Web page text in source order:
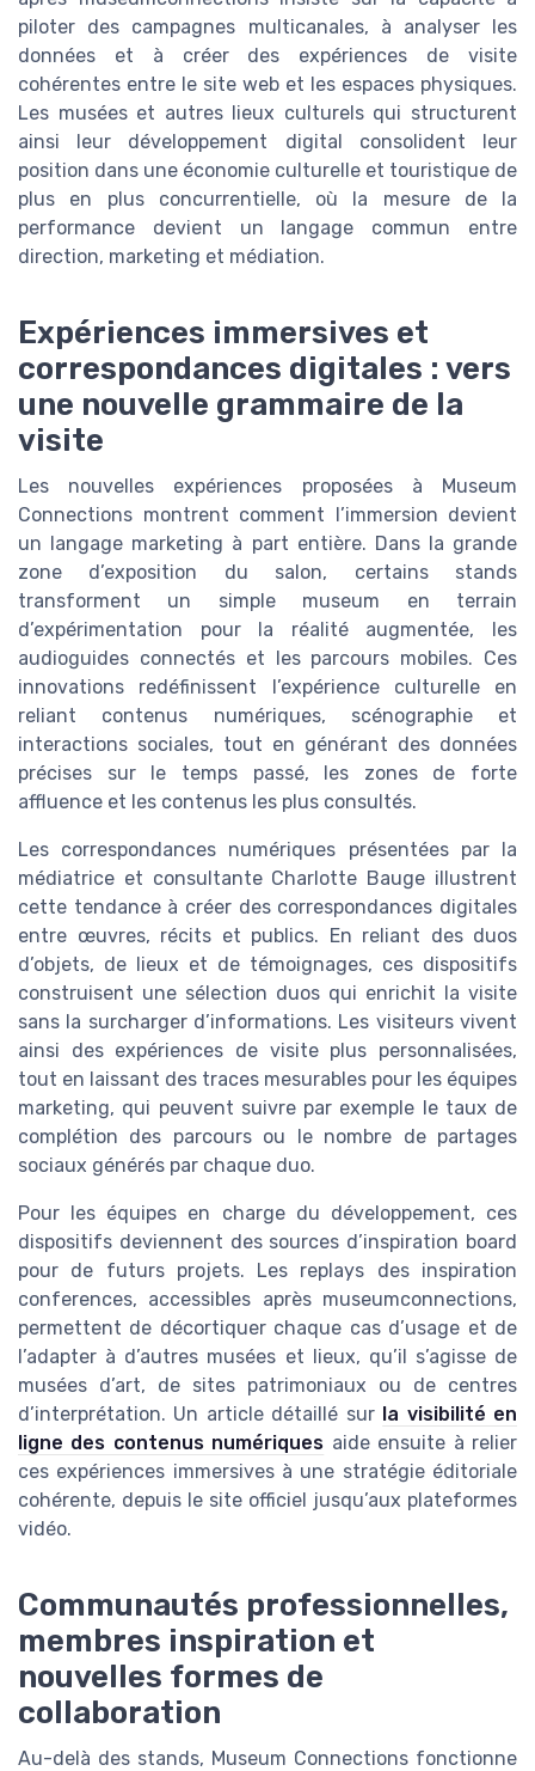
piloter des campagnes multicanales, à analyser les
données et à créer des expériences de visite
cohérentes entre le site web et les espaces physiques.
Les musées et autres lieux culturels qui structurent
ainsi leur développement digital consolident leur
position dans une économie culturelle et touristique de
plus en plus concurrentielle, où la mesure de la
performance devient un langage commun entre
direction, marketing et médiation.
Expériences immersives et
correspondances digitales : vers
une nouvelle grammaire de la
visite
Les nouvelles expériences proposées à Museum
Connections montrent comment l’immersion devient
un langage marketing à part entière. Dans la grande
zone d’exposition du salon, certains stands
transforment un simple museum en terrain
d’expérimentation pour la réalité augmentée, les
audioguides connectés et les parcours mobiles. Ces
innovations redéfinissent l’expérience culturelle en
reliant contenus numériques, scénographie et
interactions sociales, tout en générant des données
précises sur le temps passé, les zones de forte
affluence et les contenus les plus consultés.
Les correspondances numériques présentées par la
médiatrice et consultante Charlotte Bauge illustrent
cette tendance à créer des correspondances digitales
entre œuvres, récits et publics. En reliant des duos
d’objets, de lieux et de témoignages, ces dispositifs
construisent une sélection duos qui enrichit la visite
sans la surcharger d’informations. Les visiteurs vivent
ainsi des expériences de visite plus personnalisées,
tout en laissant des traces mesurables pour les équipes
marketing, qui peuvent suivre par exemple le taux de
complétion des parcours ou le nombre de partages
sociaux générés par chaque duo.
Pour les équipes en charge du développement, ces
dispositifs deviennent des sources d’inspiration board
pour de futurs projets. Les replays des inspiration
conferences, accessibles après museumconnections,
permettent de décortiquer chaque cas d’usage et de
l’adapter à d’autres musées et lieux, qu’il s’agisse de
musées d’art, de sites patrimoniaux ou de centres
d’interprétation. Un article détaillé sur la visibilité en
ligne des contenus numériques aide ensuite à relier
ces expériences immersives à une stratégie éditoriale
cohérente, depuis le site officiel jusqu’aux plateformes
vidéo.
Communautés professionnelles,
membres inspiration et
nouvelles formes de
collaboration
Au-delà des stands, Museum Connections fonctionne